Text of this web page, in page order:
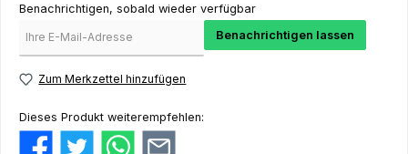
Benachrichtigen, sobald wieder verfügbar
Benachrichtigen lassen
Zum Merkzettel hinzufügen
Dieses Produkt weiterempfehlen: